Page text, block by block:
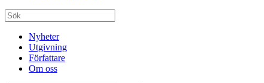
Nyheter
Utgivning
Författare
Om oss